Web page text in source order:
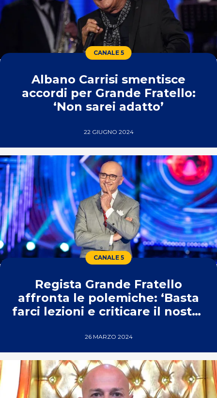
CANALE 5
Albano Carrisi smentisce
accordi per Grande Fratello:
‘Non sarei adatto’
22 GIUGNO 2024
CANALE 5
Regista Grande Fratello
affronta le polemiche: ‘Basta
farci lezioni e criticare il nostro
26 MARZO 2024